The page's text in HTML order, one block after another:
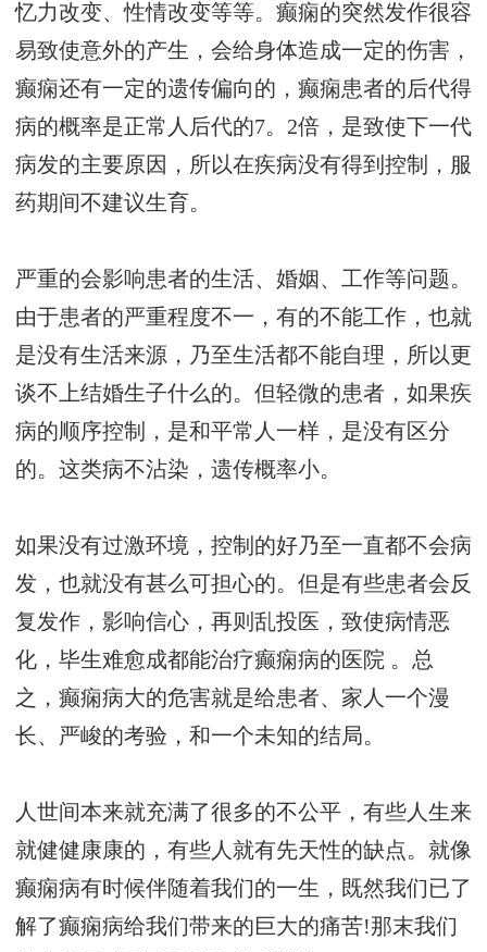
忆力改变、性情改变等等。癫痫的突然发作很容
易致使意外的产生，会给身体造成一定的伤害，
癫痫还有一定的遗传偏向的，癫痫患者的后代得
病的概率是正常人后代的7。2倍，是致使下一代
病发的主要原因，所以在疾病没有得到控制，服
药期间不建议生育。
严重的会影响患者的生活、婚姻、工作等问题。
由于患者的严重程度不一，有的不能工作，也就
是没有生活来源，乃至生活都不能自理，所以更
谈不上结婚生子什么的。但轻微的患者，如果疾
病的顺序控制，是和平常人一样，是没有区分
的。这类病不沾染，遗传概率小。
如果没有过激环境，控制的好乃至一直都不会病
发，也就没有甚么可担心的。但是有些患者会反
复发作，影响信心，再则乱投医，致使病情恶
化，毕生难愈成都能治疗癫痫病的医院 。总
之，癫痫病大的危害就是给患者、家人一个漫
长、严峻的考验，和一个未知的结局。
人世间本来就充满了很多的不公平，有些人生来
就健健康康的，有些人就有先天性的缺点。就像
癫痫病有时候伴随着我们的一生，既然我们已了
解了癫痫病给我们带来的巨大的痛苦!那末我们